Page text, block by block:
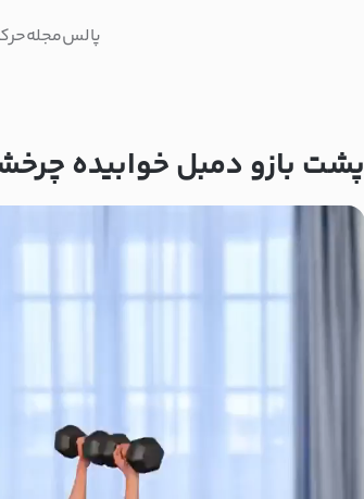
پالسمجله
پشت بازو دمبل خوابیده